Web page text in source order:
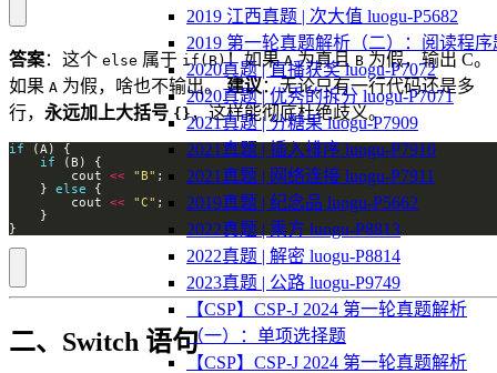
2019 江西真题 | 次大值 luogu-P5682
2019 第一轮真题解析（二）：阅读程序
2020真题 | 直播获奖 luogu-P7072
2020真题 | 优秀的拆分 luogu-P7071
2021真题 | 分糖果 luogu-P7909
2021真题 | 插入排序 luogu-P7910
2021真题 | 网络连接 luogu-P7911
2019真题 | 纪念品 luogu-P5662
2022真题 | 乘方 luogu-P8813
2022真题 | 解密 luogu-P8814
2023真题 | 公路 luogu-P9749
【CSP】CSP-J 2024 第一轮真题解析
（一）：单项选择题
【CSP】CSP-J 2024 第一轮真题解析
答案：这个 else 属于 if(B)！如果A为真且 B 为假，输出 C。
如果 A 为假，啥也不输出。建议：无论只有一行代码还是多
行， 永远加上大括号 {}，这样能彻底杜绝歧义。
if
if
        cout
<< "B"
    }
else
        cout
<< "C"
}
二、Switch 语句